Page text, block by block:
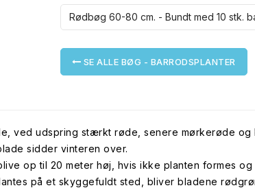
SE ALLE BØG - BARRODSPLANTER
ved udspring stærkt røde, senere mørkerøde og
sidder vinteren over.
op til 20 meter høj, hvis ikke planten formes og
på et skyggefuldt sted, bliver bladene